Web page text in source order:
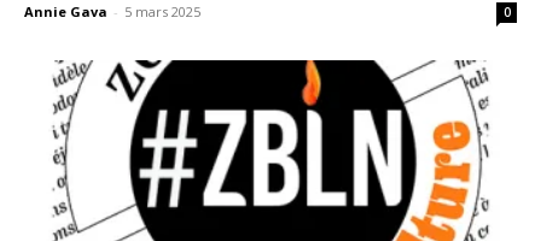
Annie Gava - 5 mars 2025 0